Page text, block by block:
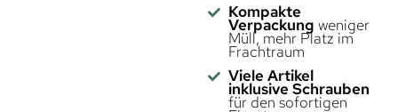
Kompakte
Verpackung weniger
Müll, mehr Platz im
Frachtraum
Viele Artikel
inklusive Schrauben
für den sofortigen